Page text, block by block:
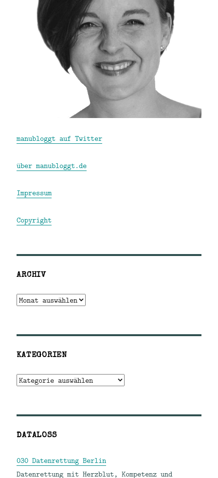
manubloggt auf Twitter
über manubloggt.de
Impressum
Copyright
ARCHIV
Archiv
KATEGORIEN
Kategorien
DATALOSS
030 Datenrettung Berlin
Datenrettung mit Herzblut, Kompetenz und